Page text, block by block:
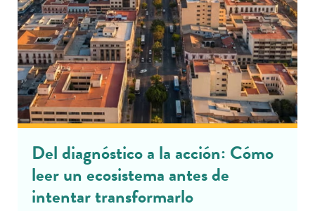
Del diagnóstico a la acción: Cómo
leer un ecosistema antes de
intentar transformarlo